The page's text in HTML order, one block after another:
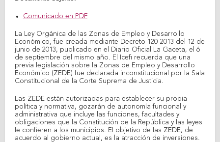
Comunicado en PDF
La Ley Orgánica de las Zonas de Empleo y Desarrollo
Económico, fue creada mediante Decreto 120-2013 del 12 de
junio de 2013, publicado en el Diario Oficial La Gaceta, el 6
de septiembre del mismo año. El Icefi recuerda que una
previa legislación sobre la Zonas de Empleo y Desarrollo
Económico (ZEDE) fue declarada inconstitucional por la Sala
Constitucional de la Corte Suprema de Justicia.
Las ZEDE están autorizadas para establecer su propia
política y normativa, gozarán de autonomía funcional y
administrativa que incluye las funciones, facultades y
obligaciones que la Constitución de la República y las leyes
le confieren a los municipios. El objetivo de las ZEDE, de
acuerdo al gobierno actual, es la atracción de inversiones.